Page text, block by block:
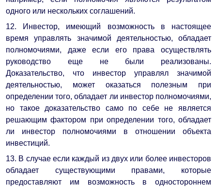
одного или нескольких соглашений.
12. Инвестор, имеющий возможность в настоящее
время управлять значимой деятельностью, обладает
полномочиями, даже если его права осуществлять
руководство еще не были реализованы.
Доказательство, что инвестор управлял значимой
деятельностью, может оказаться полезным при
определении того, обладает ли инвестор полномочиями,
но такое доказательство само по себе не является
решающим фактором при определении того, обладает
ли инвестор полномочиями в отношении объекта
инвестиций.
13. В случае если каждый из двух или более инвесторов
обладает существующими правами, которые
предоставляют им возможность в одностороннем